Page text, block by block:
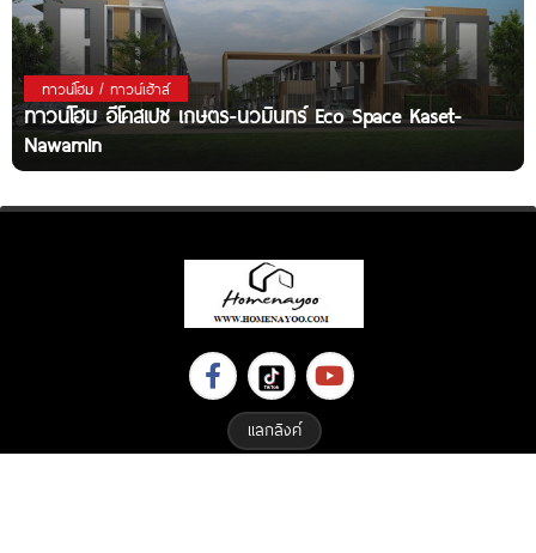
ทาวน์โฮม / ทาวน์เฮ้าส์
ทาวน์โฮม อีโคสเปซ เกษตร-นวมินทร์ Eco Space Kaset-
Nawamin
แลกลิงค์